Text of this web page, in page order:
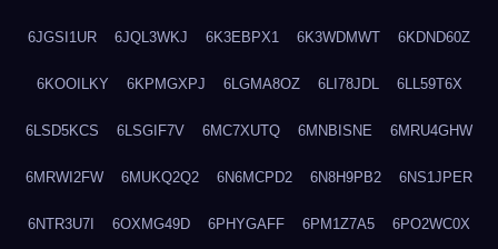
6JGSI1UR 6JQL3WKJ 6K3EBPX1 6K3WDMWT 6KDND60Z
6KOOILKY 6KPMGXPJ 6LGMA8OZ 6LI78JDL 6LL59T6X
6LSD5KCS 6LSGIF7V 6MC7XUTQ 6MNBISNE 6MRU4GHW
6MRWI2FW 6MUKQ2Q2 6N6MCPD2 6N8H9PB2 6NS1JPER
6NTR3U7I 6OXMG49D 6PHYGAFF 6PM1Z7A5 6PO2WC0X